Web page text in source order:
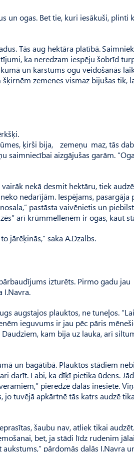
un ogas. Bet tie, kuri iesākuši, plinti
Tās aug hektāra platībā.
ka neredzam iespēju šobrīd
un karstums ogu veidošanās
zemenes vismaz bijušas tik,
ķirši bija, zemeņu maz, tās
saimniecībai aizgājušas garām.
nekā desmit hektāru, tiek
nedarījām. Ie­spējams, pasargāja
pastāsta vaivēnietis un
arī krūmmellenēm ir ogas, kaut
jārēķinās,” saka A.Dzalbs.
pārbaudījums izturēts. Pirmo gadu
I.Navra.
augstajos plauktos, ne tuneļos.
ieguvums ir jau pēc pāris
kam bija uz lauka, arī
un bagātībā. Plauktos stādiem
darīt. Labi, ka dīķī pietika ūdens.
pieredzē dalās inesiete.
tuvējā apkārtnē tās katrs audzē
šaubu nav, atliek tikai
bet, ja stādi līdz rudenim
pārdomās dalās I.Navra